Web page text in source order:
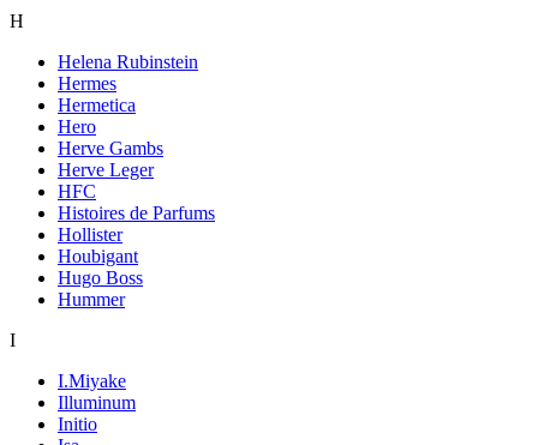
H
Helena Rubinstein
Hermes
Hermetica
Hero
Herve Gambs
Herve Leger
HFC
Histoires de Parfums
Hollister
Houbigant
Hugo Boss
Hummer
I
I.Miyake
Illuminum
Initio